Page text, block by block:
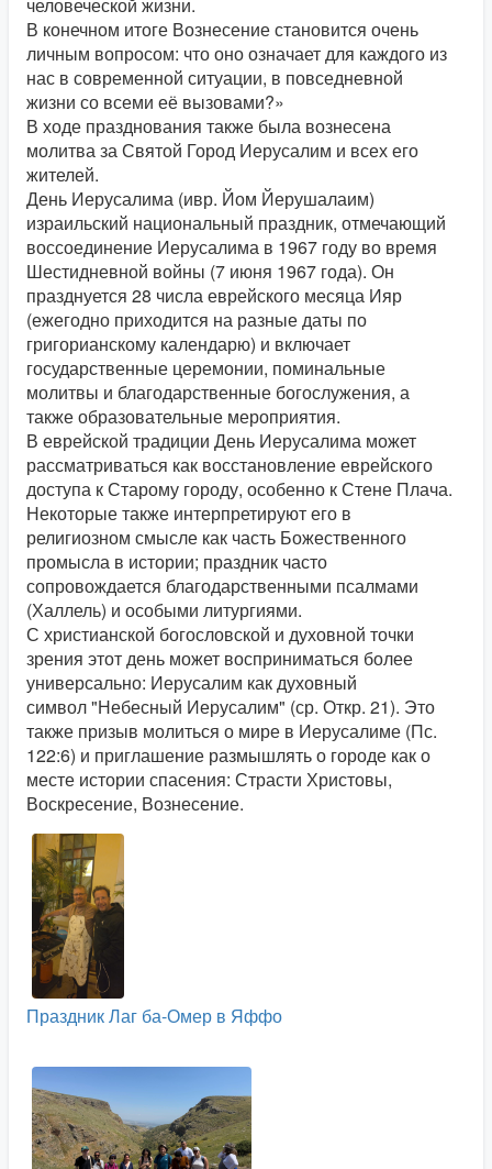
В конечном итоге Вознесение становится очень
личным вопросом: что оно означает для каждого из
нас в современной ситуации, в повседневной
жизни со всеми её вызовами?»
В ходе празднования также была вознесена
молитва за Святой Город Иерусалим и всех его
жителей.
День Иерусалима (ивр. Йом Йерушалаим)
израильский национальный праздник, отмечающий
воссоединение Иерусалима в 1967 году во время
Шестидневной войны (7 июня 1967 года). Он
празднуется 28 числа еврейского месяца Ияр
(ежегодно приходится на разные даты по
григорианскому календарю) и включает
государственные церемонии, поминальные
молитвы и благодарственные богослужения, а
также образовательные мероприятия.
В еврейской традиции День Иерусалима может
рассматриваться как восстановление еврейского
доступа к Старому городу, особенно к Стене Плача.
Некоторые также интерпретируют его в
религиозном смысле как часть Божественного
промысла в истории; праздник часто
сопровождается благодарственными псалмами
(Халлель) и особыми литургиями.
С христианской богословской и духовной точки
зрения этот день может восприниматься более
универсально: Иерусалим как духовный
символ "Небесный Иерусалим" (ср. Откр. 21). Это
также призыв молиться о мире в Иерусалиме (Пс.
122:6) и приглашение размышлять о городе как о
месте истории спасения: Страсти Христовы,
Воскресение, Вознесение.
Праздник Лаг ба-Омер в Яффо